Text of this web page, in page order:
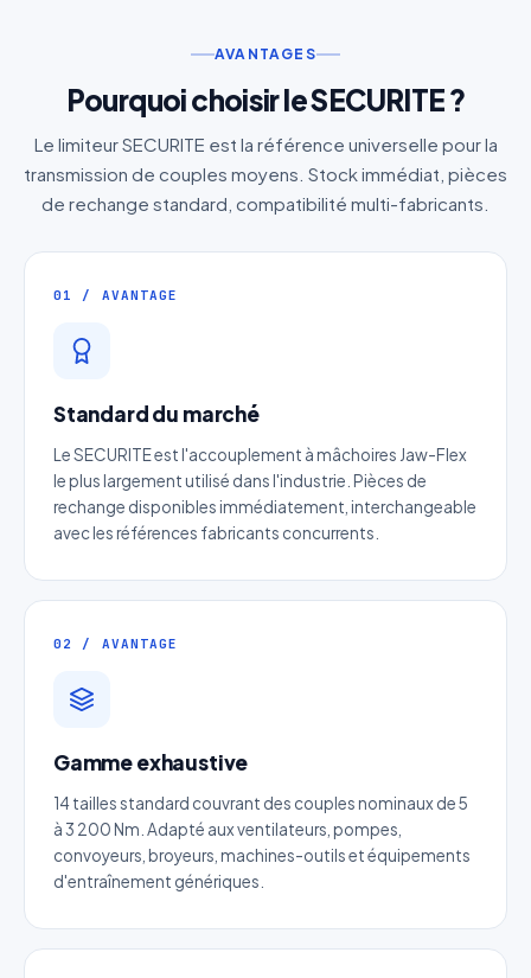
AVANTAGES
Pourquoi choisir le SECURITE ?
Le limiteur SECURITE est la référence universelle pour la
transmission de couples moyens. Stock immédiat, pièces
de rechange standard, compatibilité multi-fabricants.
01 / AVANTAGE
Standard du marché
Le SECURITE est l'accouplement à mâchoires Jaw-Flex
le plus largement utilisé dans l'industrie. Pièces de
rechange disponibles immédiatement, interchangeable
avec les références fabricants concurrents.
02 / AVANTAGE
Gamme exhaustive
14 tailles standard couvrant des couples nominaux de 5
à 3 200 Nm. Adapté aux ventilateurs, pompes,
convoyeurs, broyeurs, machines-outils et équipements
d'entraînement génériques.
couple de sécurité
Réponse sous 24h — Sans engagement